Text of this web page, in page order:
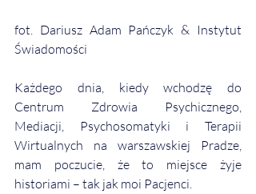
fot. Dariusz Adam Pańczyk & Instytut
Świadomości
Każdego dnia, kiedy wchodzę do
Centrum Zdrowia Psychicznego,
Mediacji, Psychosomatyki i Terapii
Wirtualnych na warszawskiej Pradze,
mam poczucie, że to miejsce żyje
historiami – tak jak moi Pacjenci.